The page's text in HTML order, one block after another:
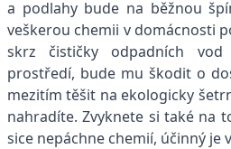
a podlahy bude na běžnou
veškerou chemii v domácnosti
skrz čističky odpadních
prostředí, bude mu škodit o
mezitím těšit na ekologicky
nahradíte. Zvyknete si také na
sice nepáchne chemií, účinný je